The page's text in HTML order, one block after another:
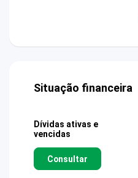
Situação financeira
Dívidas ativas e
vencidas
Consultar